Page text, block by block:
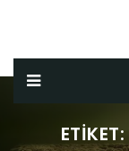
ETIKET: